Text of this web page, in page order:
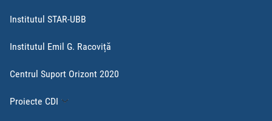
Institutul STAR-UBB
Institutul Emil G. Racoviță
Centrul Suport Orizont 2020
Proiecte CDI